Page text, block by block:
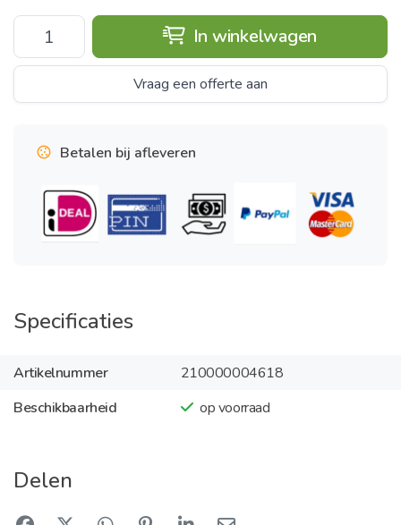
In winkelwagen
Vraag een offerte aan
Betalen bij afleveren
Specificaties
Artikelnummer
210000004618
Beschikbaarheid
op voorraad
Delen